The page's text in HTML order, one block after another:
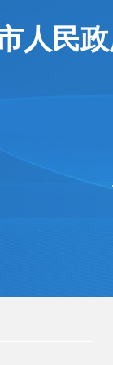
人民